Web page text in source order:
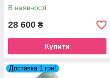
В наявності
28 600 ₴
Купити
Доставка 1 грн!